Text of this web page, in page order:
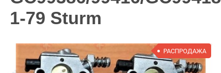
1-79 Sturm
РАСПРОДАЖА